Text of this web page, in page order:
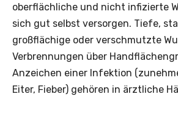
oberflächliche und nicht infizierte
sich gut selbst versorgen. Tiefe,
großflächige oder verschmutzte
Verbrennungen über
Anzeichen einer Infektion
Eiter, Fieber) gehören in ärztliche